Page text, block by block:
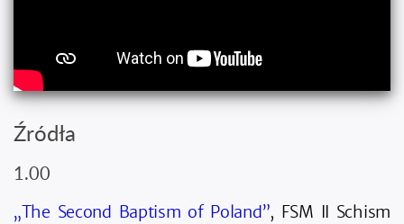
Źródła
1.00
„The Second Baptism of Poland”, FSM II Schism